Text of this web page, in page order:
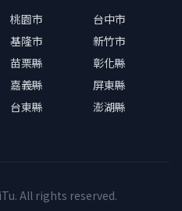
桃園市
台中市
基隆市
新竹市
苗栗縣
彰化縣
嘉義縣
屏東縣
台東縣
澎湖縣
All rights reserved.